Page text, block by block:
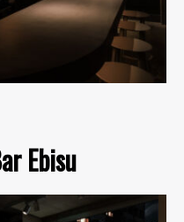
Ebisu